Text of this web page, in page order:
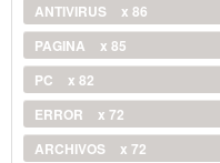
ANTIVIRUS
x 86
PAGINA
x 85
PC
x 82
ERROR
x 72
ARCHIVOS
x 72